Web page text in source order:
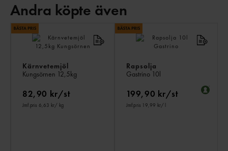
Andra köpte även
Kärnvetemjöl
Kungsörnen 12,5kg
82,90 kr/st
Jmf.pris 6,63 kr/ kg
Rapsolja
Gastrino 10l
199,90 kr/st
Jmf.pris 19,99 kr/ l